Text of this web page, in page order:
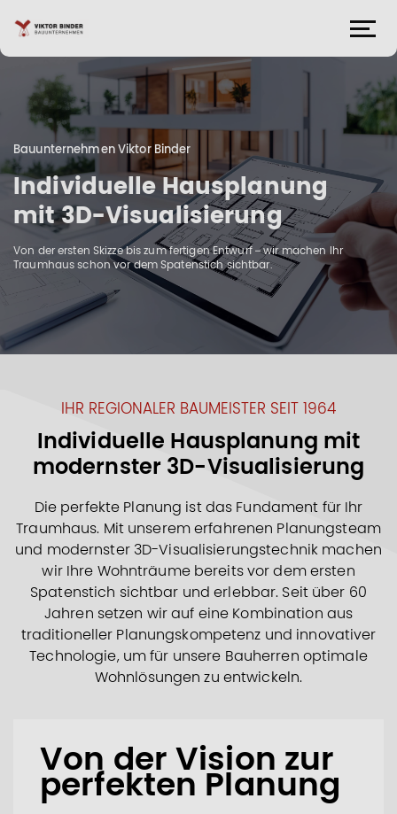
Bauunternehmen Viktor Binder
Individuelle Hausplanung
mit 3D-Visualisierung
Von der ersten Skizze bis zum fertigen Entwurf – wir machen Ihr
Traumhaus schon vor dem Spatenstich sichtbar.
IHR REGIONALER BAUMEISTER SEIT 1964
Individuelle Hausplanung mit
modernster 3D-Visualisierung
Die perfekte Planung ist das Fundament für Ihr
Traumhaus. Mit unserem erfahrenen Planungsteam
und modernster 3D-Visualisierungstechnik machen
wir Ihre Wohnträume bereits vor dem ersten
Spatenstich sichtbar und erlebbar. Seit über 60
Jahren setzen wir auf eine Kombination aus
traditioneller Planungskompetenz und innovativer
Technologie, um für unsere Bauherren optimale
Wohnlösungen zu entwickeln.
Von der Vision zur
perfekten Planung